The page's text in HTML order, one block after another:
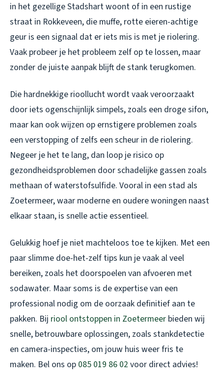
in het gezellige Stadshart woont of in een rustige
straat in Rokkeveen, die muffe, rotte eieren-achtige
geur is een signaal dat er iets mis is met je riolering.
Vaak probeer je het probleem zelf op te lossen, maar
zonder de juiste aanpak blijft de stank terugkomen.
Die hardnekkige rioollucht wordt vaak veroorzaakt
door iets ogenschijnlijk simpels, zoals een droge sifon,
maar kan ook wijzen op ernstigere problemen zoals
een verstopping of zelfs een scheur in de riolering.
Negeer je het te lang, dan loop je risico op
gezondheidsproblemen door schadelijke gassen zoals
methaan of waterstofsulfide. Vooral in een stad als
Zoetermeer, waar moderne en oudere woningen naast
elkaar staan, is snelle actie essentieel.
Gelukkig hoef je niet machteloos toe te kijken. Met een
paar slimme doe-het-zelf tips kun je vaak al veel
bereiken, zoals het doorspoelen van afvoeren met
sodawater. Maar soms is de expertise van een
professional nodig om de oorzaak definitief aan te
pakken. Bij riool ontstoppen in Zoetermeer bieden wij
snelle, betrouwbare oplossingen, zoals stankdetectie
en camera-inspecties, om jouw huis weer fris te
maken. Bel ons op 085 019 86 02 voor direct advies!